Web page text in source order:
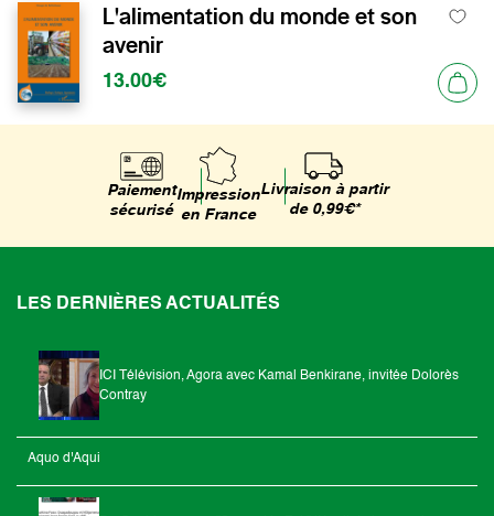
L'alimentation du monde et son
avenir
13.00€
Paiement
sécurisé
Impression
en France
Livraison à partir
de 0,99€*
LES DERNIÈRES ACTUALITÉS
ICI Télévision, Agora avec Kamal Benkirane, invitée Dolorès
Contray
Aquo d'Aqui